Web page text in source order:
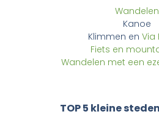
Wandelen
Kanoe
Klimmen en Via
Fiets en
Wandelen met een
TOP 5 kleine